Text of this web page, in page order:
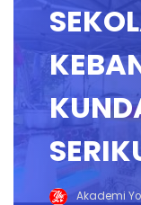
Akademi